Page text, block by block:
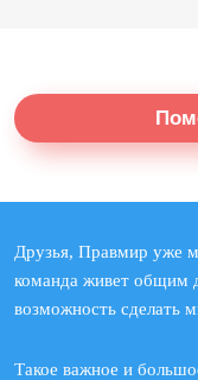
Друзья, Правмир уже
команда живет общим
возможность сделать
Такое важное и